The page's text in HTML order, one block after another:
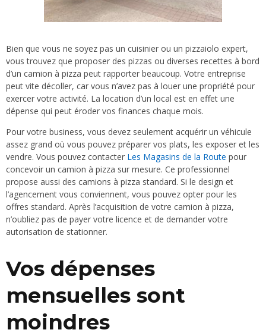
Bien que vous ne soyez pas un cuisinier ou un pizzaiolo expert,
vous trouvez que proposer des pizzas ou diverses recettes à bord
d’un camion à pizza peut rapporter beaucoup. Votre entreprise
peut vite décoller, car vous n’avez pas à louer une propriété pour
exercer votre activité. La location d’un local est en effet une
dépense qui peut éroder vos finances chaque mois.
Pour votre business, vous devez seulement acquérir un véhicule
assez grand où vous pouvez préparer vos plats, les exposer et les
vendre. Vous pouvez contacter Les Magasins de la Route pour
concevoir un camion à pizza sur mesure. Ce professionnel
propose aussi des camions à pizza standard. Si le design et
l’agencement vous conviennent, vous pouvez opter pour les
offres standard. Après l’acquisition de votre camion à pizza,
n’oubliez pas de payer votre licence et de demander votre
autorisation de stationner.
Vos dépenses
mensuelles sont
moindres